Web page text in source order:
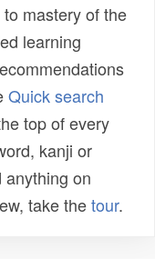
mastery of the
learning
Quick search
top of every
kanji or
on
take thetour.